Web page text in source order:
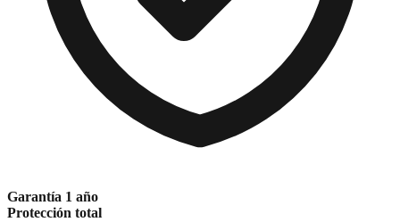
Garantía 1 año
Protección total